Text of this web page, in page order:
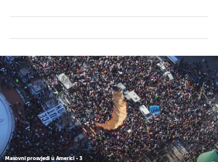
Masovni prosvjedi u Americi - 3